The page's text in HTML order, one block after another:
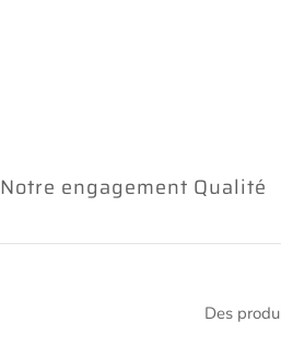
Notre engagement Qualité
Des